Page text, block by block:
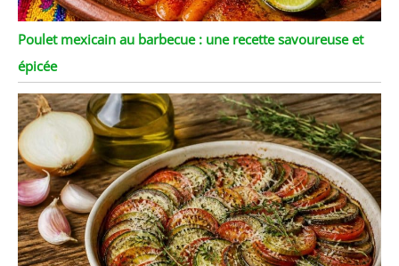
Poulet mexicain au barbecue : une recette savoureuse et
épicée